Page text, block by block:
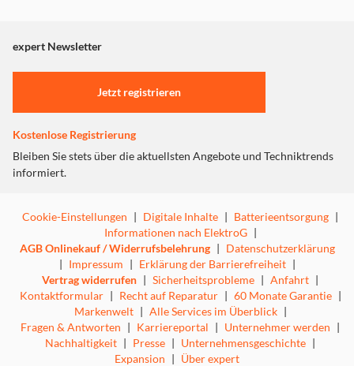
expert Newsletter
Jetzt registrieren
Kostenlose Registrierung
Bleiben Sie stets über die aktuellsten Angebote und Techniktrends
informiert.
Cookie-Einstellungen | Digitale Inhalte | Batterieentsorgung |
Informationen nach ElektroG |
AGB Onlinekauf / Widerrufsbelehrung | Datenschutzerklärung
| Impressum | Erklärung der Barrierefreiheit |
Vertrag widerrufen | Sicherheitsprobleme | Anfahrt |
Kontaktformular | Recht auf Reparatur | 60 Monate Garantie |
Markenwelt | Alle Services im Überblick |
Fragen & Antworten | Karriereportal | Unternehmer werden |
Nachhaltigkeit | Presse | Unternehmensgeschichte |
Expansion | Über expert